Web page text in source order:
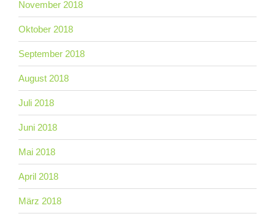
November 2018
Oktober 2018
September 2018
August 2018
Juli 2018
Juni 2018
Mai 2018
April 2018
März 2018